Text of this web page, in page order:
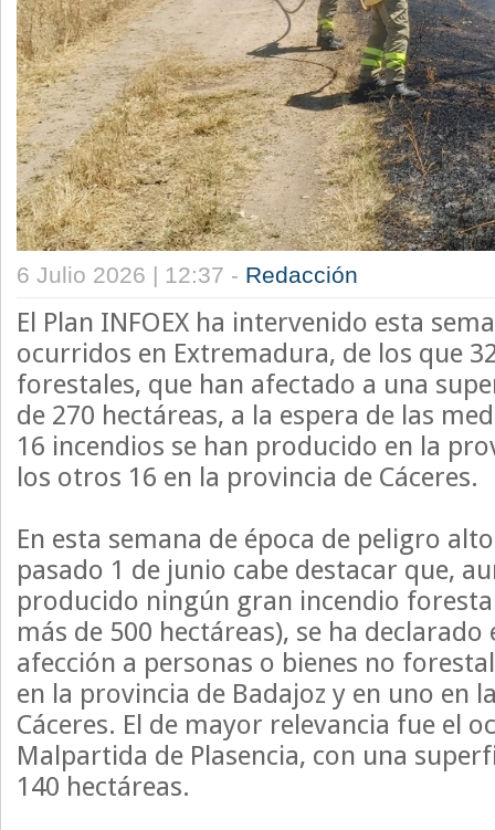
6 Julio 2026 | 12:37 - Redacción
El Plan INFOEX ha intervenido esta
ocurridos en Extremadura, de los que
forestales, que han afectado a una
de 270 hectáreas, a la espera de las
16 incendios se han producido en la
los otros 16 en la provincia de Cáceres.
En esta semana de época de peligro
pasado 1 de junio cabe destacar que,
producido ningún gran incendio
más de 500 hectáreas), se ha
afección a personas o bienes no
en la provincia de Badajoz y en uno en
Cáceres. El de mayor relevancia fue el
Malpartida de Plasencia, con una
140 hectáreas.